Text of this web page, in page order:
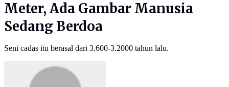
Meter, Ada Gambar Manusia
Sedang Berdoa
Seni cadas itu berasal dari 3.600-3.2000 tahun lalu.